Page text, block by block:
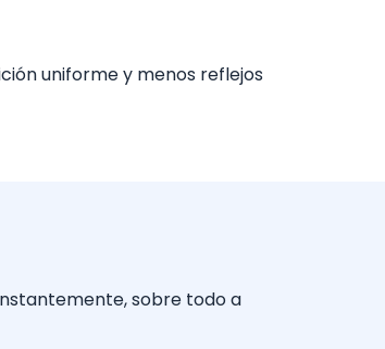
uniforme y menos reflejos
sobre todo a